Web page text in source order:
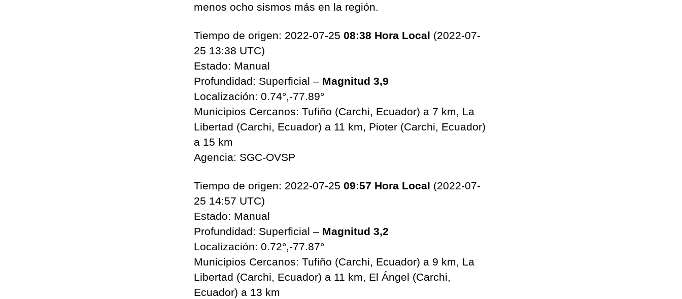
menos ocho sismos más en la región.
Tiempo de origen: 2022-07-25 08:38 Hora Local (2022-07-
25 13:38 UTC)
Estado: Manual
Profundidad: Superficial – Magnitud 3,9
Localización: 0.74°,-77.89°
Municipios Cercanos: Tufiño (Carchi, Ecuador) a 7 km, La
Libertad (Carchi, Ecuador) a 11 km, Pioter (Carchi, Ecuador)
a 15 km
Agencia: SGC-OVSP
Tiempo de origen: 2022-07-25 09:57 Hora Local (2022-07-
25 14:57 UTC)
Estado: Manual
Profundidad: Superficial – Magnitud 3,2
Localización: 0.72°,-77.87°
Municipios Cercanos: Tufiño (Carchi, Ecuador) a 9 km, La
Libertad (Carchi, Ecuador) a 11 km, El Ángel (Carchi,
Ecuador) a 13 km